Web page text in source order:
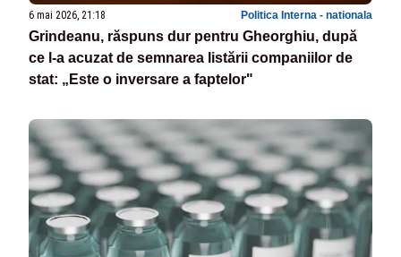
6 mai 2026, 21:18 Politica Interna - nationala
Grindeanu, răspuns dur pentru Gheorghiu, după
ce l-a acuzat de semnarea listării companiilor de
stat: „Este o inversare a faptelor"